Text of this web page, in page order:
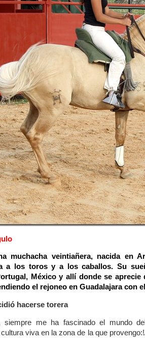
muchacha veintiañera, nacida en
a los toros y a los caballos. Su
México y allí donde se
el rejoneo en Guadalajara con
hacerse torera
siempre me ha fascinado el mundo
viva en la zona de la que